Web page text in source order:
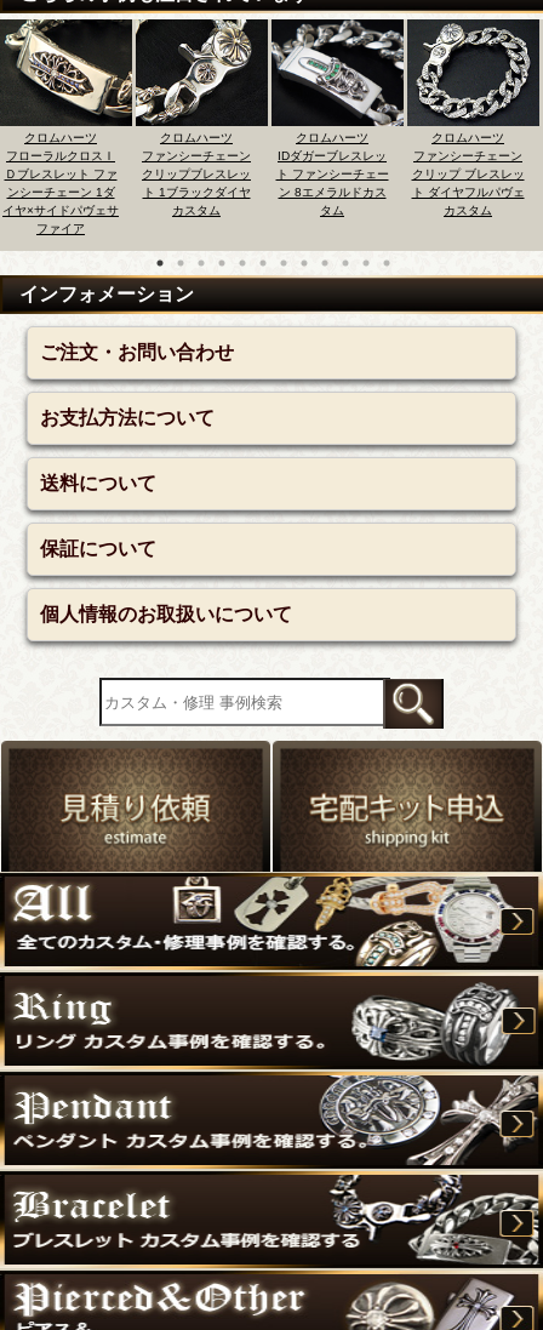
ムハーツ
ルクロスＩ
レット ファ
ェーン 1ダ
ドパヴェサ
ァイア
クロムハーツ
ファンシーチェーン
クリップブレスレッ
ト 1ブラックダイヤ
カスタム
クロムハーツ
IDダガーブレスレッ
ト ファンシーチェー
ン 8エメラルドカス
クロムハーツ
ファンシーチェーン
クリップ ブレスレッ
ト ダイヤフルパヴェ
カスタム
ファン
クリッ
ト ク
インフォメーション
ご注文・お問い合わせ
お支払方法について
送料について
保証について
個人情報のお取扱いについて